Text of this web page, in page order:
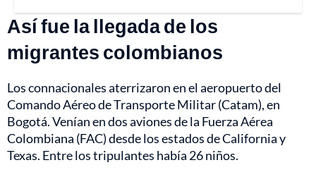
Así fue la llegada de los
migrantes colombianos
Los connacionales aterrizaron en el aeropuerto del
Comando Aéreo de Transporte Militar (Catam), en
Bogotá. Venían en dos aviones de la Fuerza Aérea
Colombiana (FAC) desde los estados de California y
Texas. Entre los tripulantes había 26 niños.